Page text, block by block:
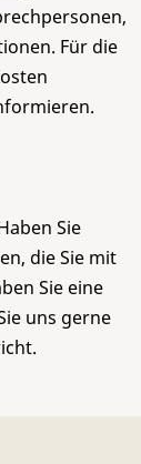
Für die
Sie
die Sie mit
Sie eine
uns gerne